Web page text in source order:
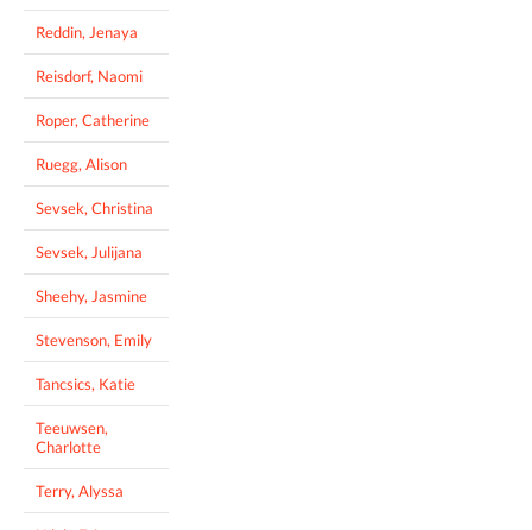
Reddin, Jenaya
Reisdorf, Naomi
Roper, Catherine
Ruegg, Alison
Sevsek, Christina
Sevsek, Julijana
Sheehy, Jasmine
Stevenson, Emily
Tancsics, Katie
Teeuwsen,
Charlotte
Terry, Alyssa